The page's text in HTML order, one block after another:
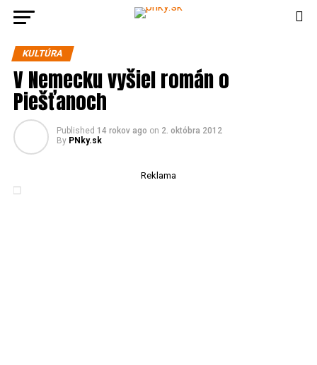
KULTÚRA
V Nemecku vyšiel román o
Piešťanoch
Published 14 rokov ago on 2. októbra 2012
By PNky.sk
Reklama